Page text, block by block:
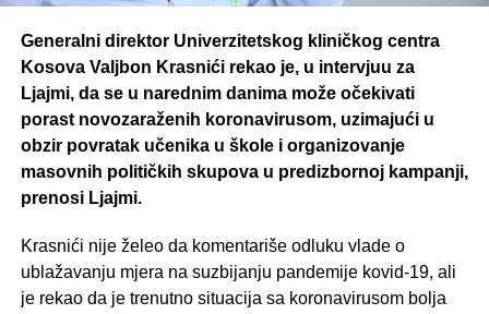
Generalni direktor Univerzitetskog kliničkog centra
Kosova Valjbon Krasnići rekao je, u intervjuu za
Ljajmi, da se u narednim danima može očekivati
porast novozaraženih koronavirusom, uzimajući u
obzir povratak učenika u škole i organizovanje
masovnih političkih skupova u predizbornoj kampanji,
prenosi Ljajmi.
Krasnići nije želeo da komentariše odluku vlade o
ublažavanju mjera na suzbijanju pandemije kovid-19, ali
je rekao da je trenutno situacija sa koronavirusom bolja